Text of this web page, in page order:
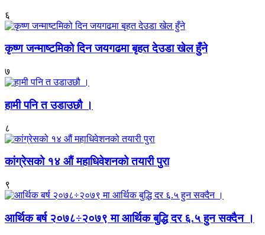
६
कृष्ण जन्माष्टमिको दिन जयगढमा बृहत देउडा खेल हुँने
७
हामी पनि त उडाउछौ ।
८
कांग्रेसको १४ औं महाधिवेशनको तयारी पुरा
९
आर्थिक बर्ष २०७८÷२०७९ मा आर्थिक बुद्धि दर ६.५ हुन सक्दैन ।